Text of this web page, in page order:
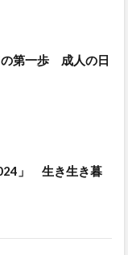
第一歩 成人の日
」 生き生き暮